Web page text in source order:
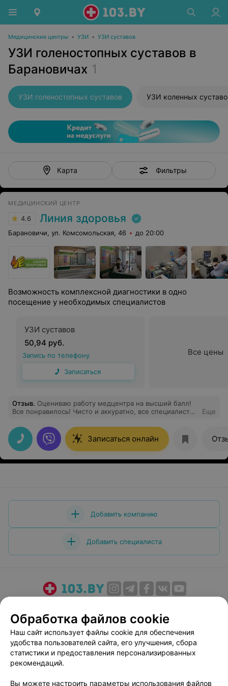
Медицинские центры • УЗИ • УЗИ суставов
УЗИ голеностопных суставов в
Барановичах 1
УЗИ голеностопных суставов УЗИ коленных
Карта Фильтры
МЕДИЦИНСКИЙ ЦЕНТР
4.6 Линия здоровья
Барановичи, ул. Комсомольская, 46 до 20:00
Возможность комплексной диагностики в одно
посещение у необходимых специалистов
УЗИ суставов
50,94 руб.
Запись по телефону
Записаться
Все цены
Отзыв. Оцениваю работу медцентра на высший балл!
Все понравилось! Чисто и аккуратно, все специалисты
Скибы Инессы Владимировны. Врач замечательный!
Толковая, доброжелательная, с большим опытом
работы!
Еще
Записаться онлайн
Добавить компанию
Добавить специалиста
Медицинский маркетинг
Публичный договор
Пользовательское соглашение
Способы оплаты
Вакансии
Партнеры
Обработка файлов cookie
Наш сайт использует файлы cookie для обеспечения
удобства пользователей сайта, его улучшения, сбора
статистики и предоставления персонализированных
рекомендаций.
Вы можете настроить параметры использования файлов